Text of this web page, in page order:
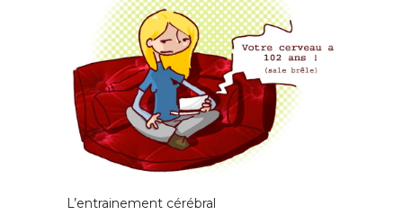
L’entrainement cérébral